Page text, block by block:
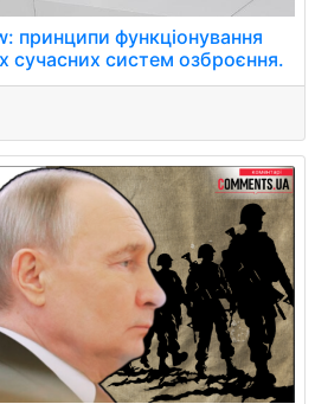
принципи функціонування
сучасних систем озброєння.